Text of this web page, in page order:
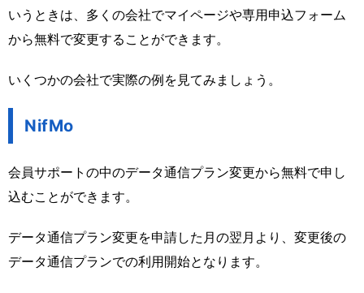
いうときは、多くの会社でマイページや専用申込フォーム
から無料で変更することができます。
いくつかの会社で実際の例を見てみましょう。
NifMo
会員サポートの中のデータ通信プラン変更から無料で申し
込むことができます。
データ通信プラン変更を申請した月の翌月より、変更後の
データ通信プランでの利用開始となります。